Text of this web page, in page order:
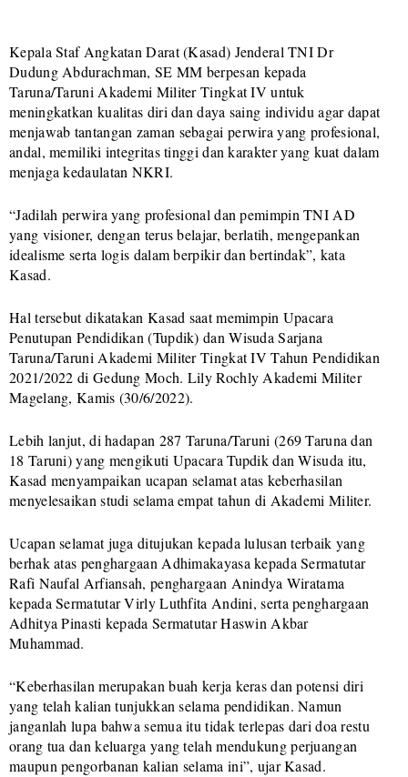
Kepala Staf Angkatan Darat (Kasad) Jenderal TNI Dr
Dudung Abdurachman, SE MM berpesan kepada
Taruna/Taruni Akademi Militer Tingkat IV untuk
meningkatkan kualitas diri dan daya saing individu agar dapat
menjawab tantangan zaman sebagai perwira yang profesional,
andal, memiliki integritas tinggi dan karakter yang kuat dalam
menjaga kedaulatan NKRI.
“Jadilah perwira yang profesional dan pemimpin TNI AD
yang visioner, dengan terus belajar, berlatih, mengepankan
idealisme serta logis dalam berpikir dan bertindak”, kata
Kasad.
Hal tersebut dikatakan Kasad saat memimpin Upacara
Penutupan Pendidikan (Tupdik) dan Wisuda Sarjana
Taruna/Taruni Akademi Militer Tingkat IV Tahun Pendidikan
2021/2022 di Gedung Moch. Lily Rochly Akademi Militer
Magelang, Kamis (30/6/2022).
Lebih lanjut, di hadapan 287 Taruna/Taruni (269 Taruna dan
18 Taruni) yang mengikuti Upacara Tupdik dan Wisuda itu,
Kasad menyampaikan ucapan selamat atas keberhasilan
menyelesaikan studi selama empat tahun di Akademi Militer.
Ucapan selamat juga ditujukan kepada lulusan terbaik yang
berhak atas penghargaan Adhimakayasa kepada Sermatutar
Rafi Naufal Arfiansah, penghargaan Anindya Wiratama
kepada Sermatutar Virly Luthfita Andini, serta penghargaan
Adhitya Pinasti kepada Sermatutar Haswin Akbar
Muhammad.
“Keberhasilan merupakan buah kerja keras dan potensi diri
yang telah kalian tunjukkan selama pendidikan. Namun
janganlah lupa bahwa semua itu tidak terlepas dari doa restu
orang tua dan keluarga yang telah mendukung perjuangan
maupun pengorbanan kalian selama ini”, ujar Kasad.